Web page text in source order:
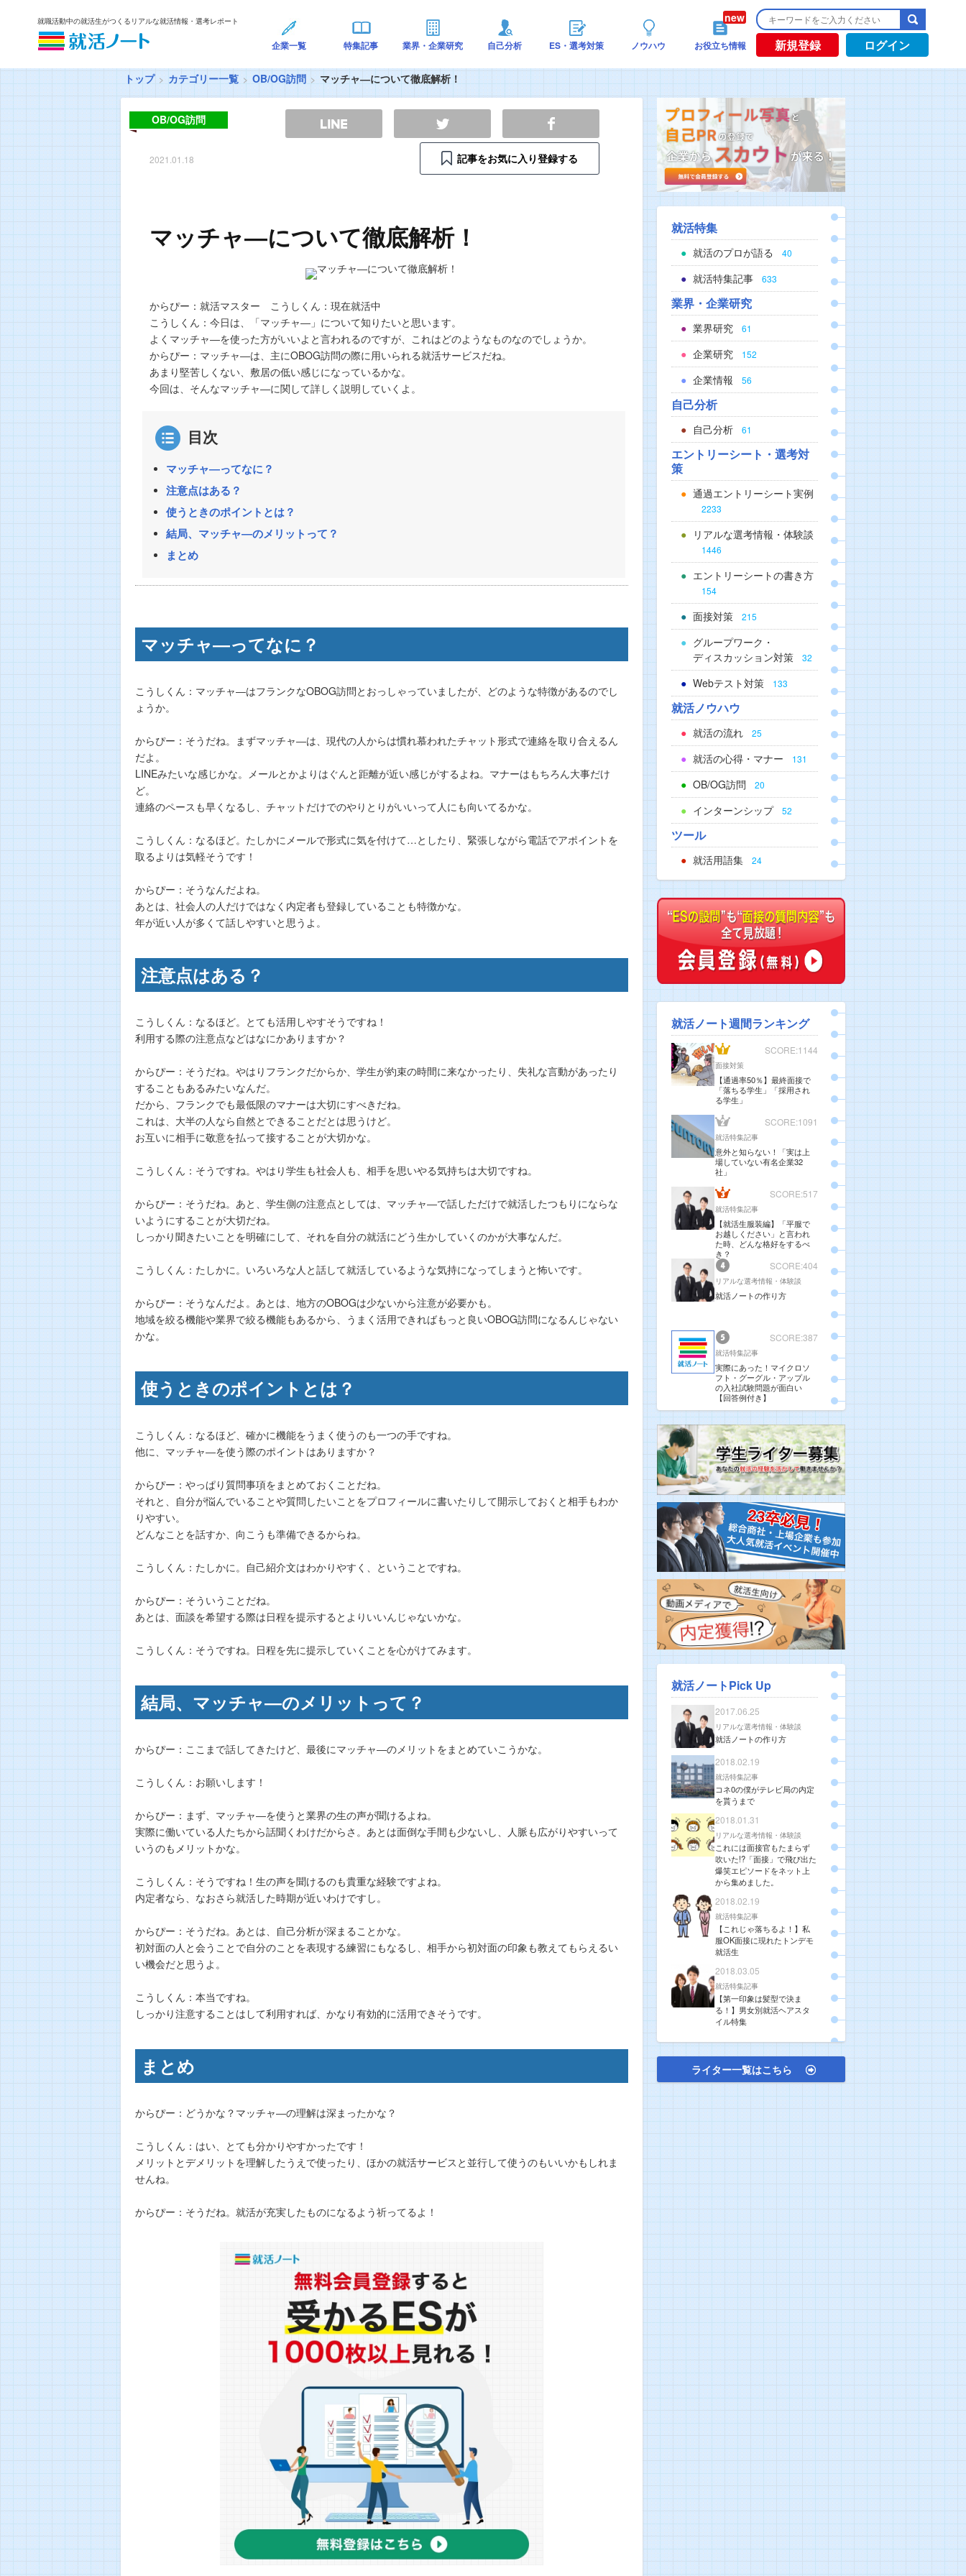
就職活動中の就活生がつくるリアルな就活情報・選考レポート
企業一覧 特集記事 業界・企業研究 自己分析 ES・選考対策 ノウハウ お役立ち情報 新規登録 ログイン
トップ カテゴリー一覧 OB/OG訪問 マッチャ―について徹底解析！
OB/OG訪問
2021.01.18 記事をお気に入り登録する
マッチャ―について徹底解析！
からぴー：就活マスター こうしくん：現在就活中
こうしくん：今日は、「マッチャ―」について知りたいと思います。
よくマッチャ―を使った方がいいよと言われるのですが、これはどのようなものなのでしょうか。
からぴー：マッチャ―は、主にOBOG訪問の際に用いられる就活サービスだね。
あまり堅苦しくない、敷居の低い感じになっているかな。
今回は、そんなマッチャ―に関して詳しく説明していくよ。
目次
マッチャ―ってなに？
注意点はある？
使うときのポイントとは？
結局、マッチャ―のメリットって？
まとめ
マッチャ―ってなに？
こうしくん：マッチャ―はフランクなOBOG訪問とおっしゃっていましたが、どのような特徴があるのでし
ょうか。
からぴー：そうだね。まずマッチャ―は、現代の人からは慣れ慕われたチャット形式で連絡を取り合えるん
だよ。
LINEみたいな感じかな。メールとかよりはぐんと距離が近い感じがするよね。マナーはもちろん大事だけ
ど。
連絡のペースも早くなるし、チャットだけでのやりとりがいいって人にも向いてるかな。
こうしくん：なるほど。たしかにメールで形式に気を付けて…としたり、緊張しながら電話でアポイントを
取るよりは気軽そうです！
からぴー：そうなんだよね。
あとは、社会人の人だけではなく内定者も登録していることも特徴かな。
年が近い人が多くて話しやすいと思うよ。
注意点はある？
こうしくん：なるほど。とても活用しやすそうですね！
利用する際の注意点などはなにかありますか？
からぴー：そうだね。やはりフランクだからか、学生が約束の時間に来なかったり、失礼な言動があったり
することもあるみたいなんだ。
だから、フランクでも最低限のマナーは大切にすべきだね。
これは、大半の人なら自然とできることだとは思うけど。
お互いに相手に敬意を払って接することが大切かな。
こうしくん：そうですね。やはり学生も社会人も、相手を思いやる気持ちは大切ですね。
からぴー：そうだね。あと、学生側の注意点としては、マッチャ―で話しただけで就活したつもりにならな
いようにすることが大切だね。
しっかり聞きたいことを明確にして、それを自分の就活にどう生かしていくのかが大事なんだ。
こうしくん：たしかに。いろいろな人と話して就活しているような気持になってしまうと怖いです。
からぴー：そうなんだよ。あとは、地方のOBOGは少ないから注意が必要かも。
地域を絞る機能や業界で絞る機能もあるから、うまく活用できればもっと良いOBOG訪問になるんじゃない
かな。
使うときのポイントとは？
こうしくん：なるほど、確かに機能をうまく使うのも一つの手ですね。
他に、マッチャ―を使う際のポイントはありますか？
からぴー：やっぱり質問事項をまとめておくことだね。
それと、自分が悩んでいることや質問したいことをプロフィールに書いたりして開示しておくと相手もわか
りやすい。
どんなことを話すか、向こうも準備できるからね。
こうしくん：たしかに。自己紹介文はわかりやすく、ということですね。
からぴー：そういうことだね。
あとは、面談を希望する際は日程を提示するとよりいいんじゃないかな。
こうしくん：そうですね。日程を先に提示していくことを心がけてみます。
結局、マッチャ―のメリットって？
からぴー：ここまで話してきたけど、最後にマッチャ―のメリットをまとめていこうかな。
こうしくん：お願いします！
からぴー：まず、マッチャ―を使うと業界の生の声が聞けるよね。
実際に働いている人たちから話聞くわけだからさ。あとは面倒な手間も少ないし、人脈も広がりやすいって
いうのもメリットかな。
こうしくん：そうですね！生の声を聞けるのも貴重な経験ですよね。
内定者なら、なおさら就活した時期が近いわけですし。
からぴー：そうだね。あとは、自己分析が深まることかな。
初対面の人と会うことで自分のことを表現する練習にもなるし、相手から初対面の印象も教えてもらえるい
い機会だと思うよ。
こうしくん：本当ですね。
しっかり注意することはして利用すれば、かなり有効的に活用できそうです。
まとめ
からぴー：どうかな？マッチャ―の理解は深まったかな？
こうしくん：はい、とても分かりやすかったです！
メリットとデメリットを理解したうえで使ったり、ほかの就活サービスと並行して使うのもいいかもしれま
せんね。
からぴー：そうだね。就活が充実したものになるよう祈ってるよ！
就活特集
就活のプロが語る 40
就活特集記事 633
業界・企業研究
業界研究 61
企業研究 152
企業情報 56
自己分析
自己分析 61
エントリーシート・選考対
策
通過エントリーシート実例
2233
リアルな選考情報・体験談
1446
エントリーシートの書き方
154
面接対策 215
グループワーク・
ディスカッション対策
32
Webテスト対策 133
就活ノウハウ
就活の流れ 25
就活の心得・マナー 131
OB/OG訪問 20
インターンシップ 52
ツール
就活用語集 24
就活ノート週間ランキング
SCORE:1144
面接対策
【通過率50％】最終面接で
「落ちる学生」「採用され
る学生」
SCORE:1091
就活特集記事
意外と知らない！「実は上
場していない有名企業32
社」
SCORE:517
就活特集記事
【就活生服装編】「平服で
お越しください」と言われ
た時、どんな格好をするべ
き？
SCORE:404
リアルな選考情報・体験談
就活ノートの作り方
SCORE:387
就活特集記事
実際にあった！マイクロソ
フト・グーグル・アップル
の入社試験問題が面白い
【回答例付き】
就活ノートPick Up
2017.06.25
リアルな選考情報・体験談
就活ノートの作り方
2018.02.19
就活特集記事
コネ0の僕がテレビ局の内定
を貰うまで
2018.01.31
リアルな選考情報・体験談
これには面接官もたまらず
吹いた!?「面接」で飛び出た
爆笑エピソードをネット上
から集めました。
2018.02.19
就活特集記事
【これじゃ落ちるよ！】私
服OK面接に現れたトンデモ
就活生
2018.03.05
就活特集記事
【第一印象は髪型で決ま
る！】男女別就活ヘアスタ
イル特集
ライター一覧はこちら